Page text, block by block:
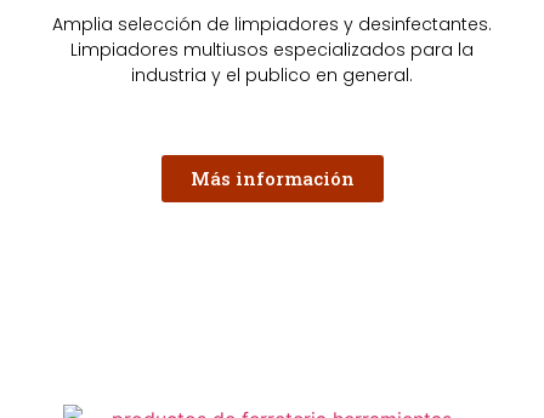
Amplia selección de limpiadores y desinfectantes.
Limpiadores multiusos especializados para la
industria y el publico en general.
Más información